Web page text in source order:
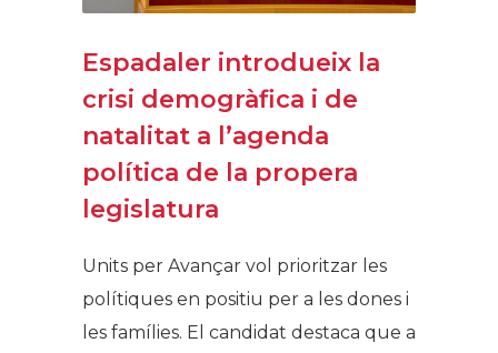
Espadaler introdueix la
crisi demogràfica i de
natalitat a l’agenda
política de la propera
legislatura
Units per Avançar vol prioritzar les
polítiques en positiu per a les dones i
les famílies. El candidat destaca que a